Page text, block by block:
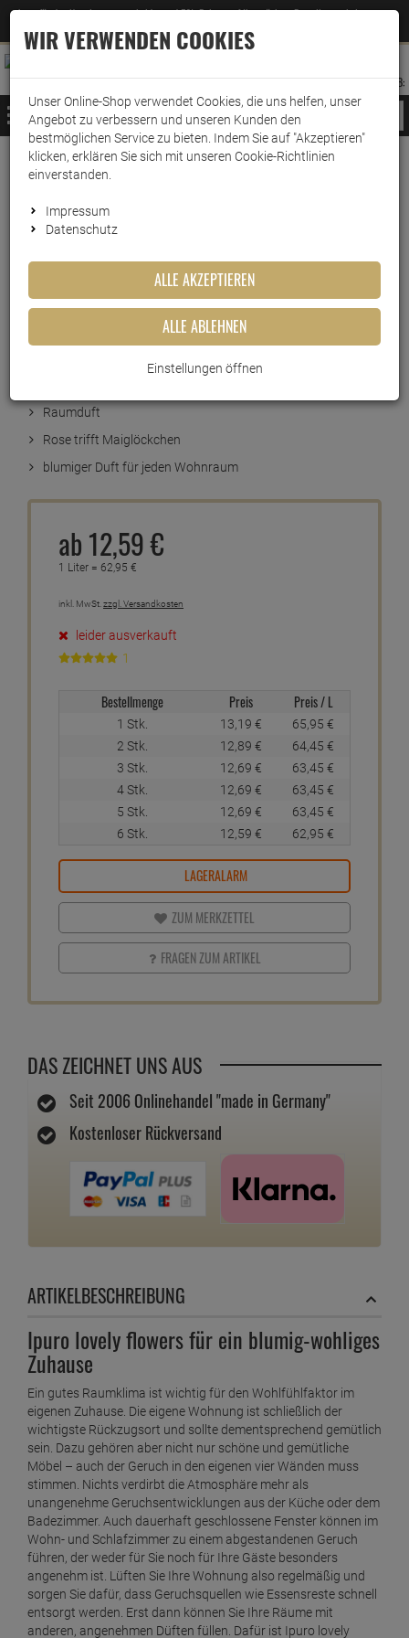
Jetzt für den Newsletter entscheiden und 5% Rabatt auf Ihre nächste Bestellung erhalten
–Zum Newsletter
ANMELDEN
AUFKLAPPEN
MERKZETTEL
WARENKORB:
MENÜ
Weiter einkaufen www.wark24.de Leben & Wohnen
Ipuro lovely flowers 200ml
Ipuro lovely flowers 200ml
10014749
Raumduft
Rose trifft Maiglöckchen
blumiger Duft für jeden Wohnraum
ab 12,59€
1 Liter = 62,95 €
inkl. MwSt. zzgl. Versandkosten
leider ausverkauft
1
Bestellmenge Preis Preis / L
1 Stk. 13,19 € 65,95 €
2 Stk.
12,89 € 64,45 €
3 Stk.
12,69 € 63,45 €
4 Stk.
12,69 € 63,45 €
5 Stk.
12,69 € 63,45 €
6 Stk.
12,59 € 62,95 €
LAGERALARM
ZUM MERKZETTEL
FRAGEN ZUM ARTIKEL
DAS ZEICHNET UNS AUS
Seit 2006 Onlinehandel "made in Germany"
Kostenloser Rückversand
ARTIKELBESCHREIBUNG
Ipuro lovely flowers für ein blumig-wohliges
Zuhause
Ein gutes Raumklima ist wichtig für den Wohlfühlfaktor im
eigenen Zuhause. Die eigene Wohnung ist schließlich der
wichtigste Rückzugsort und sollte dementsprechend gemütlich
sein. Dazu gehören aber nicht nur schöne und gemütliche
Möbel – auch der Geruch in den eigenen vier Wänden muss
stimmen. Nichts verdirbt die Atmosphäre mehr als
unangenehme Geruchsentwicklungen aus der Küche oder dem
Badezimmer. Auch dauerhaft geschlossene Fenster können im
Wohn- und Schlafzimmer zu einem abgestandenen Geruch
führen, der weder für Sie noch für Ihre Gäste besonders
angenehm ist. Lüften Sie Ihre Wohnung also regelmäßig und
sorgen Sie dafür, dass Geruchsquellen wie Essensreste schnell
entsorgt werden. Erst dann können Sie Ihre Räume mit
anderen, angenehmen Düften füllen. Dafür ist Ipuro lovely
WIR VERWENDEN COOKIES
Unser Online-Shop verwendet Cookies, die uns helfen, unser
Angebot zu verbessern und unseren Kunden den
bestmöglichen Service zu bieten. Indem Sie auf "Akzeptieren"
klicken, erklären Sie sich mit unseren Cookie-Richtlinien
einverstanden.
Impressum
Datenschutz
ALLE AKZEPTIEREN
ALLE ABLEHNEN
Einstellungen öffnen